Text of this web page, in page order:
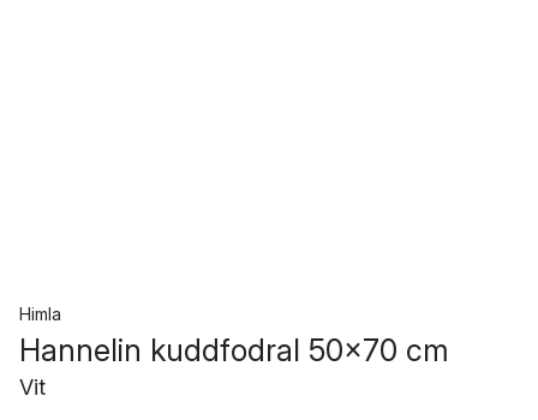
Himla
Hannelin kuddfodral 50x70 cm
Vit